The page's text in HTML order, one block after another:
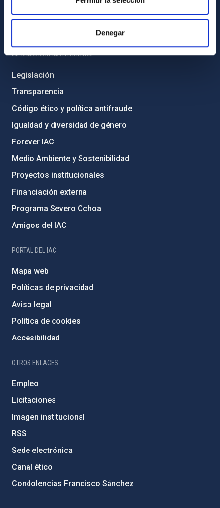
Denegar
Biblioteca
INFORMACIÓN INSTITUCIONAL
Legislación
Transparencia
Código ético y política antifraude
Igualdad y diversidad de género
Forever IAC
Medio Ambiente y Sostenibilidad
Proyectos institucionales
Financiación externa
Programa Severo Ochoa
Amigos del IAC
PORTAL DEL IAC
Mapa web
Políticas de privacidad
Aviso legal
Política de cookies
Accesibilidad
OTROS ENLACES
Empleo
Licitaciones
Imagen institucional
RSS
Sede electrónica
Canal ético
Condolencias Francisco Sánchez